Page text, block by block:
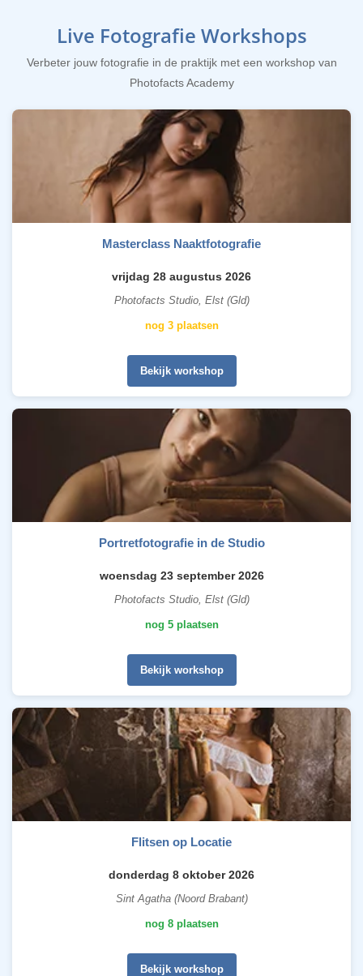
Live Fotografie Workshops
Verbeter jouw fotografie in de praktijk met een workshop van
Photofacts Academy
Masterclass Naaktfotografie
vrijdag 28 augustus 2026
Photofacts Studio, Elst (Gld)
nog 3 plaatsen
Bekijk workshop
Portretfotografie in de Studio
woensdag 23 september 2026
Photofacts Studio, Elst (Gld)
nog 5 plaatsen
Bekijk workshop
Flitsen op Locatie
donderdag 8 oktober 2026
Sint Agatha (Noord Brabant)
nog 8 plaatsen
Bekijk workshop